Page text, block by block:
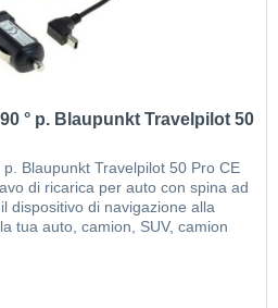
° p. Blaupunkt Travelpilot 50
Blaupunkt Travelpilot 50 Pro CE
di ricarica per auto con spina ad
dispositivo di navigazione alla
tua auto, camion, SUV, camion